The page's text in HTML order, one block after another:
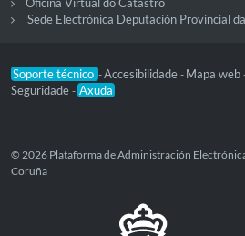
Sede Electrónica Deputación Provincial
Soporte técnico -Accesibilidade - Mapa web
Seguridade - Axuda
© 2026 Plataforma de Administración
Coruña